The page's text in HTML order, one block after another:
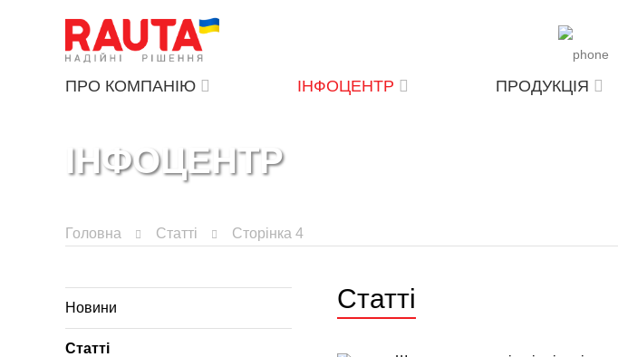
ПРО КОМПАНІЮ ІНФОЦЕНТР ПРОДУКЦІЯ
ІНФОЦЕНТР
Головна Статті Сторінка 4
Новини
Статті
Статті